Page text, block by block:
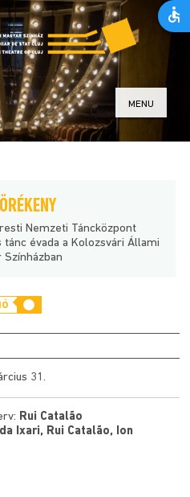
MENU
Nemzeti Táncközpont
tánc évada a Kolozsvári Állami
Színházban
31.
Rui Catalão
Ixari, Rui Catalão, Ion